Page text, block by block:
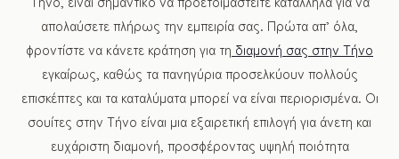
απολαύσετε πλήρως την εμπειρία σας. Πρώτα απ’ όλα,
φροντίστε να κάνετε κράτηση για τη διαμονή σας στην Τήνο
εγκαίρως, καθώς τα πανηγύρια προσελκύουν πολλούς
επισκέπτες και τα καταλύματα μπορεί να είναι περιορισμένα. Οι
σουίτες στην Τήνο είναι μια εξαιρετική επιλογή για άνετη και
ευχάριστη διαμονή, προσφέροντας υψηλή ποιότητα